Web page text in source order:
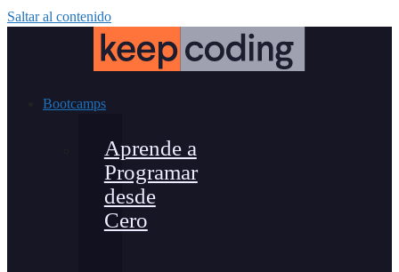
Saltar al contenido
Bootcamps
Aprende a
Programar
desde
Cero